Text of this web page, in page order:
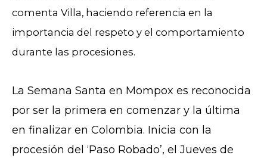
comenta Villa, haciendo referencia en la
importancia del respeto y el comportamiento
durante las procesiones.
La Semana Santa en Mompox es reconocida
por ser la primera en comenzar y la última
en finalizar en Colombia. Inicia con la
procesión del ‘Paso Robado’, el Jueves de